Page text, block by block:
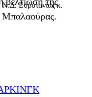
Ν.Δ. Ευρυτανίας κ.
Μπαλαούρας.